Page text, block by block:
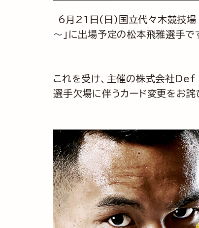
6月21日(日)国立代々木競技
～ 」に出場予定の松本飛雅選手で
これを受け、主催の株式会社Def
選手欠場に伴うカード変更をお詫